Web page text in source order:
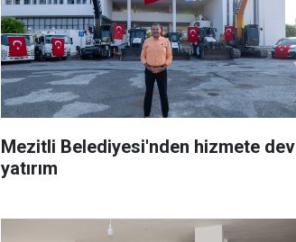
Mezitli Belediyesi'nden hizmete dev
yatırım